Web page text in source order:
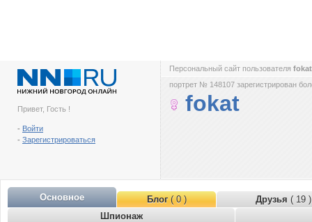
Привет, Гость !
- Войти
- Зарегистрироваться
Персональный сайт пользователя
портрет № 148107 зарегистрирован
fokat
Основное Блог( 0 ) Друзья ( 19 )
Шпионаж